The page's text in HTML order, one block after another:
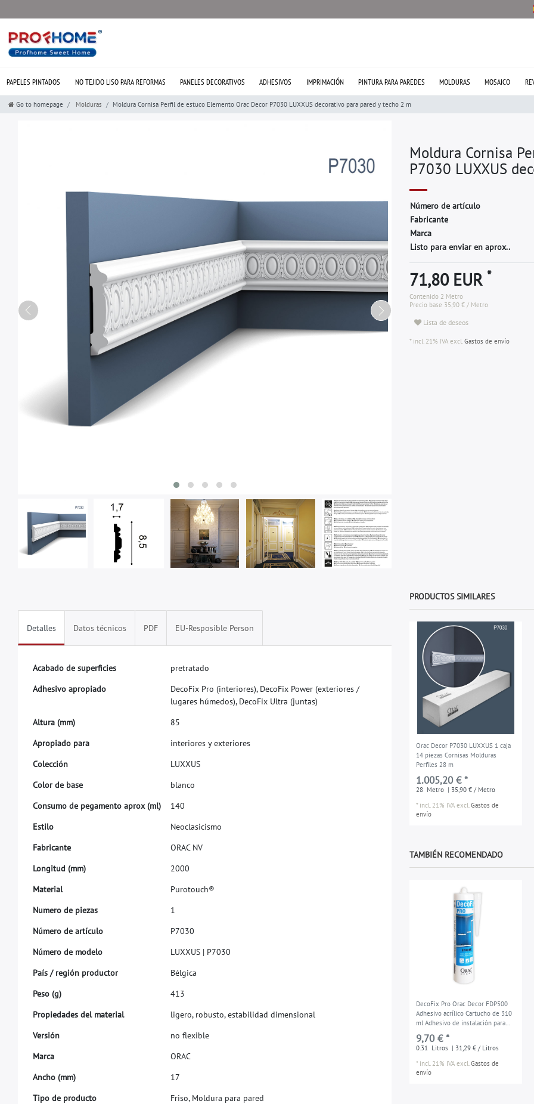
PAPELES PINTADOS NO TEJIDO LISO PARA REFORMAS PANELES DECORATIVOS ADHESIVOS IMPRIMACIÓN PINTURA PARA PAREDES MOLDURAS MOSAICO
Go to homepage Molduras Moldura Cornisa Perfil de estuco Elemento Orac Decor P7030 LUXXUS decorativo para pared y techo 2 m
Moldura Cornisa
P7030 LUXXUS
Número de artículo
Fabricante
Marca
Listo para enviar en aprox..
71,80 EUR *
Contenido 2 Metro
Precio base 35,90 € / Metro
Lista de deseos
* incl. 21% IVA excl.Gastos de envío
Detalles Datos técnicos PDF EU-Resposible Person
Acabado de superfcies pretratado
Adhesivo apropiado DecoFix Pro (interiores), DecoFix Power (exteriores /
lugares húmedos), DecoFix Ultra (juntas)
Altura (mm) 85
Apropiado para interiores y exteriores
Colección LUXXUS
Color de base blanco
Consumo de pegamento aprox (ml) 140
Estilo Neoclasicismo
Fabricante ORAC NV
Longitud (mm) 2000
Material Purotouch®
Numero de piezas
1
Número de artículo P7030
Número de modelo LUXXUS | P7030
País / región productor Bélgica
Peso (g) 413
Propiedades del material ligero, robusto, estabilidad dimensional
Versión no fexible
Marca ORAC
Ancho (mm) 17
Tipo de producto
Friso, Moldura para pared
PRODUCTOS SIMILARES
Orac Decor P7030 LUXXUS 1 caja
14 piezas Cornisas Molduras
Perfiles 28 m
1.005,20 € *
28 Metro | 35,90 € / Metro
* incl. 21% IVA excl.Gastos de
envío
TAMBIÉN RECOMENDADO
DecoFix Pro Orac Decor FDP500
Adhesivo acrílico Cartucho de 310
ml Adhesivo de instalación para
molduras y paneles
9,70 € *
0.31 Litros | 31,29 € / Litros
* incl. 21% IVA excl.Gastos de
envío